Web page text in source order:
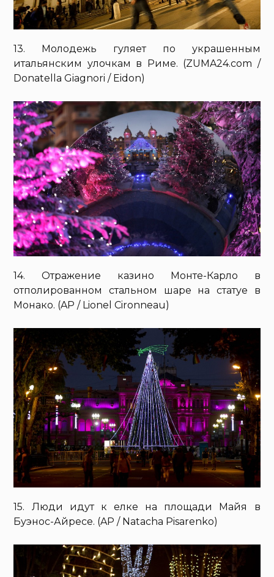
13. Молодежь гуляет по украшенным
итальянским улочкам в Риме. (ZUMA24.com /
Donatella Giagnori / Eidon)
14. Отражение казино Монте-Карло в
отполированном стальном шаре на статуе в
Монако. (AP / Lionel Cironneau)
15. Люди идут к елке на площади Майя в
Буэнос-Айресе. (AP / Natacha Pisarenko)